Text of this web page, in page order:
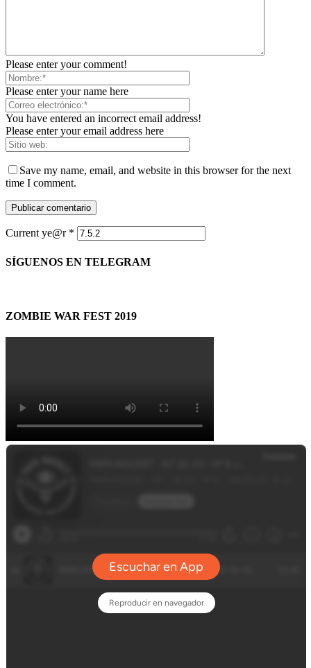
Please enter your comment!
Please enter your name here
You have entered an incorrect email address!
Please enter your email address here
Save my name, email, and website in this browser for the next
time I comment.
Current ye@r *
SÍGUENOS EN TELEGRAM
ZOMBIE WAR FEST 2019